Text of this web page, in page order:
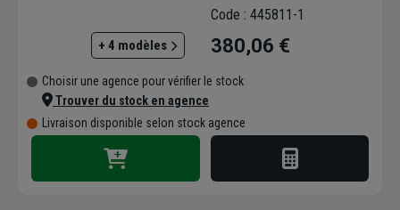
+ 4 modèles
Code : 445811-1
380,06 €
Choisir une agence pour vérifier le stock
Trouver du stock en agence
Livraison disponible selon stock agence